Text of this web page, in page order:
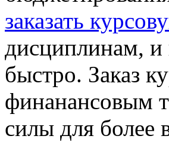
заказать
дисциплинам, и
быстро. Заказ
финанансовым
силы для более